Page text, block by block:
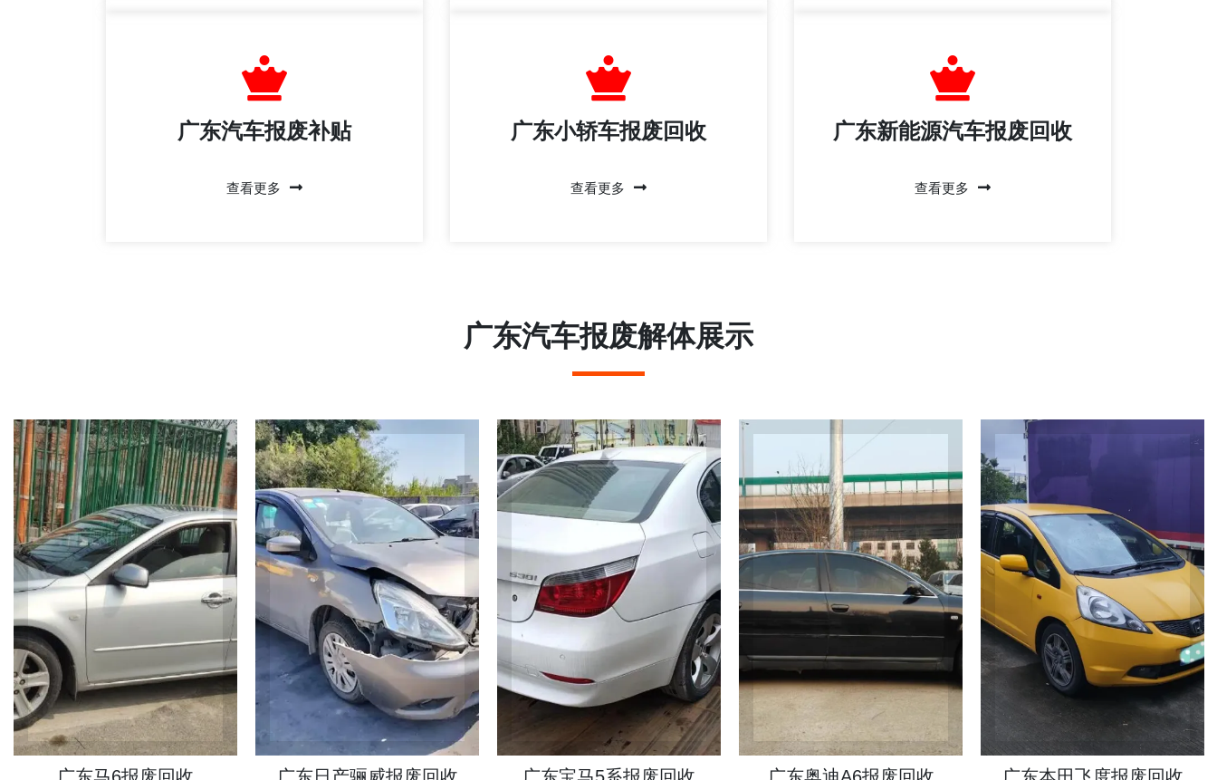
广东汽车报废补贴
查看更多
广东小轿车报废回收
查看更多
广东新能源汽车报废回收
查看更多
广东汽车报废解体展示
广东日产骊威报废回收 广东宝马5系报废回收 广东奥迪A6报废回收 广东本田飞度报废回收 广东丰田卡罗拉报废回收